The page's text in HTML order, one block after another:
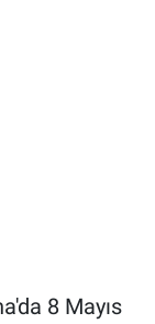
8 Mayıs